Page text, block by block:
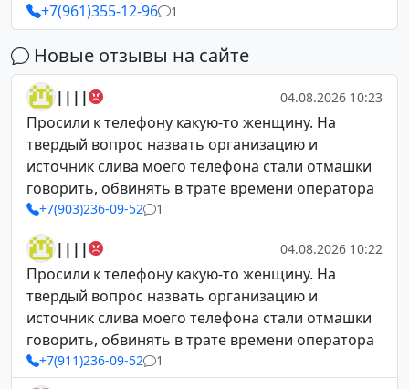
+7(961)355-12-96 1
Новые отзывы на сайте
|||| 04.08.2026 10:23
Просили к телефону какую-то женщину. На
твердый вопрос назвать организацию и
источник слива моего телефона стали отмашки
говорить, обвинять в трате времени оператора
+7(903)236-09-52 1
|||| 04.08.2026 10:22
Просили к телефону какую-то женщину. На
твердый вопрос назвать организацию и
источник слива моего телефона стали отмашки
говорить, обвинять в трате времени оператора
+7(911)236-09-52 1